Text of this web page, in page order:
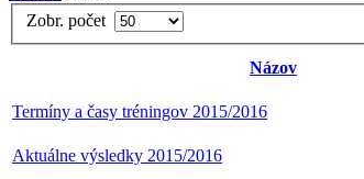
Zobr. počet
Názov
Termíny a časy tréningov 2015/2016
Aktuálne výsledky 2015/2016